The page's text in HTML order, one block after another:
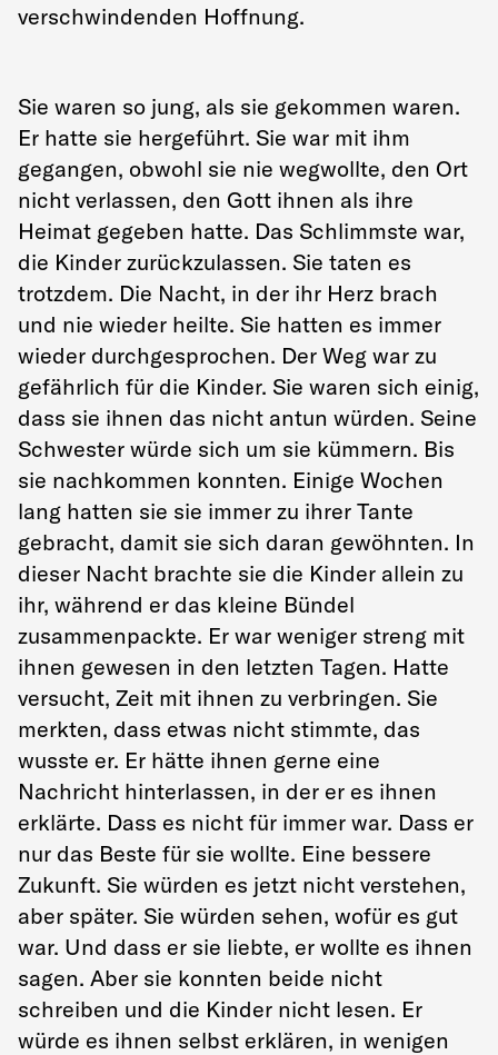
verschwindenden Hoffnung.
Sie waren so jung, als sie gekommen waren.
Er hatte sie hergeführt. Sie war mit ihm
gegangen, obwohl sie nie wegwollte, den Ort
nicht verlassen, den Gott ihnen als ihre
Heimat gegeben hatte. Das Schlimmste war,
die Kinder zurückzulassen. Sie taten es
trotzdem. Die Nacht, in der ihr Herz brach
und nie wieder heilte. Sie hatten es immer
wieder durchgesprochen. Der Weg war zu
gefährlich für die Kinder. Sie waren sich einig,
dass sie ihnen das nicht antun würden. Seine
Schwester würde sich um sie kümmern. Bis
sie nachkommen konnten. Einige Wochen
lang hatten sie sie immer zu ihrer Tante
gebracht, damit sie sich daran gewöhnten. In
dieser Nacht brachte sie die Kinder allein zu
ihr, während er das kleine Bündel
zusammenpackte. Er war weniger streng mit
ihnen gewesen in den letzten Tagen. Hatte
versucht, Zeit mit ihnen zu verbringen. Sie
merkten, dass etwas nicht stimmte, das
wusste er. Er hätte ihnen gerne eine
Nachricht hinterlassen, in der er es ihnen
erklärte. Dass es nicht für immer war. Dass er
nur das Beste für sie wollte. Eine bessere
Zukunft. Sie würden es jetzt nicht verstehen,
aber später. Sie würden sehen, wofür es gut
war. Und dass er sie liebte, er wollte es ihnen
sagen. Aber sie konnten beide nicht
schreiben und die Kinder nicht lesen. Er
würde es ihnen selbst erklären, in wenigen